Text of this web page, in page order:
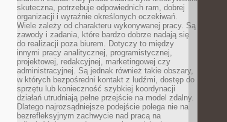
skuteczna, potrzebuje odpowiednich ram, dobrej
organizacji i wyraźnie określonych oczekiwań.
Wiele zależy od charakteru wykonywanej pracy. Są
zawody i zadania, które bardzo dobrze nadają się
do realizacji poza biurem. Dotyczy to między
innymi pracy analitycznej, programistycznej,
projektowej, redakcyjnej, marketingowej czy
administracyjnej. Są jednak również takie obszary,
w których bezpośredni kontakt z ludźmi, dostęp do
sprzętu lub konieczność szybkiej koordynacji
działań utrudniają pełne przejście na model zdalny.
Dlatego najrozsądniejsze podejście polega nie na
bezrefleksyjnym zachwycie nad pracą na